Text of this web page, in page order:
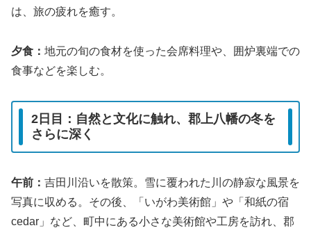
は、旅の疲れを癒す。
夕食： 地元の旬の食材を使った会席料理や、囲炉裏端での
食事などを楽しむ。
2日目：自然と文化に触れ、郡上八幡の冬を
さらに深く
午前： 吉田川沿いを散策。雪に覆われた川の静寂な風景を
写真に収める。その後、「いがわ美術館」や「和紙の宿
cedar」など、町中にある小さな美術館や工房を訪れ、郡